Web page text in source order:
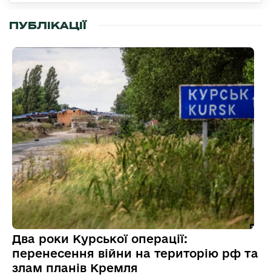
ПУБЛІКАЦІЇ
Два роки Курської операції:
перенесення війни на територію рф та
злам планів Кремля